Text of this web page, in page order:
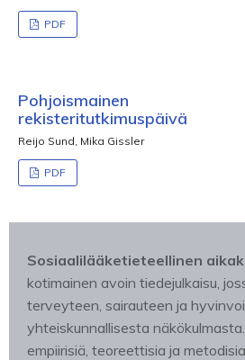
PDF
Pohjoismainen
rekisteritutkimuspäivä
Reijo Sund, Mika Gissler
PDF
Sosiaalilääketieteellinen
kotimainen avoin tiedejulkaisu,
terveyteen, sairauteen ja
yhteiskunnallisesta
empiirisiä, teoreettisia ja metodisia